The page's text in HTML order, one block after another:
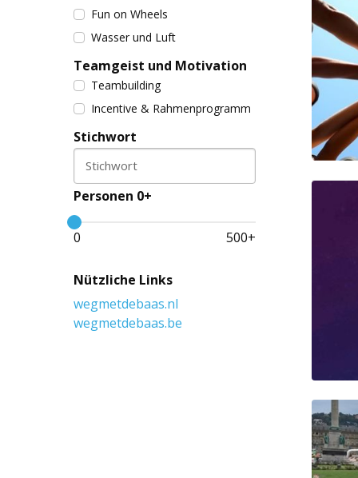
Fun on Wheels
Wasser und Luft
Teamgeist und Motivation
Teambuilding
Incentive & Rahmenprogramm
Stichwort
Stichwort
Personen 0+
0 500+
Nützliche Links
wegmetdebaas.nl
wegmetdebaas.be